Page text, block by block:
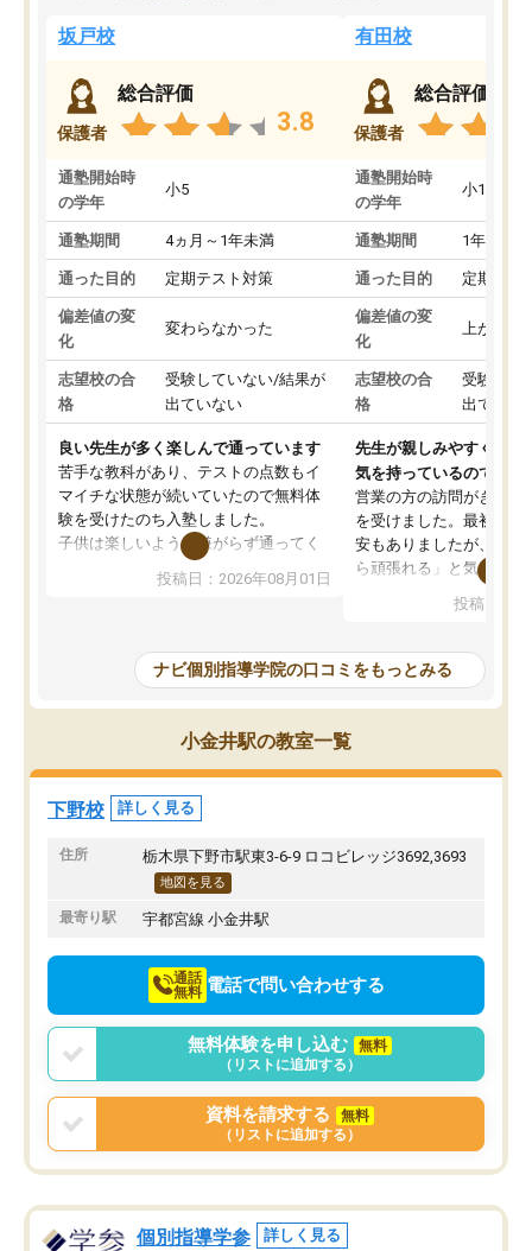
坂戸校
保護者
総合評価
3.8
通塾開始時
の学年
小5
通塾期間 4ヵ月～1年未満
通った目的 定期テスト対策
偏差値の変
化
変わらなかった
志望校の合
格
受験していない/結果が
出ていない
良い先生が多く楽しんで通っています
苦手な教科があり、テストの点数もイ
マイチな状態が続いていたので無料体
験を受けたのち入塾しました。
子供は楽しいようで嫌がらず通ってく
先生は良い方が多く、いつも笑顔で対
教室は少し狭い印象なので夜の時間帯
など生徒さんが多い時間帯は手狭では
ないかな？と感じます。
また駅前にあるのでアクセスは良いで
すが駐車場がないのでお迎えの際に近
隣のコインパーキングを利用または路
上駐車をするしかない点が少し不便で
投稿日：2026年08月01日
有田校
保護者
総合評価
通塾開始時
の学年
小1
通塾期間 1年以上
通った目的 定期テス
偏差値の変
化
上がった
志望校の合
格
受験して
出ていな
先生が親しみやすく勉強
気を持っているので安心
営業の方の訪問がきっか
を受けました。最初は続
安もありましたが、子ど
ら頑張れる」と気に入り
ても分かりやすく、学
方を丁寧に教えてくださ
が深まっていると感じま
熱心で、一人ひとりの苦
前より勉強に前向きに取
りたいと思える塾です。
投稿日：
ナビ個別指導学院の口コミをもっとみる
小金井駅の教室一覧
下野校 詳しく見る
住所 栃木県下野市駅東3-6-9 ロコビレッジ3692,3693
地図を見る
最寄り駅 宇都宮線 小金井駅
通話
無料 電話で問い合わせする
無料体験を申し込む
無料
（リストに追加する）
資料を請求する
無料
（リストに追加する）
個別指導学参 詳しく見る